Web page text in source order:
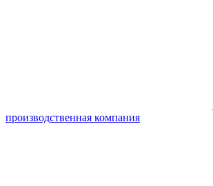
производственная компания